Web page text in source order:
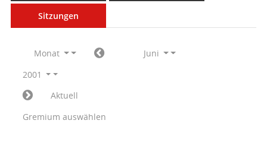
Sitzungen
Monat
Juni
2001
Aktuell
Gremium auswählen